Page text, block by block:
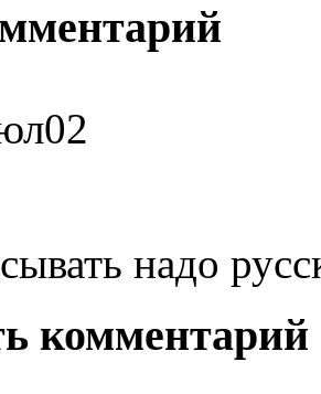
02
надо
комментарий